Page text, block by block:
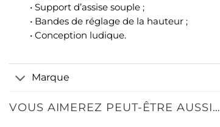
• Support d’assise souple ;
• Bandes de réglage de la hauteur ;
• Conception ludique.
Marque
VOUS AIMEREZ PEUT-ÊTRE AUSSI…